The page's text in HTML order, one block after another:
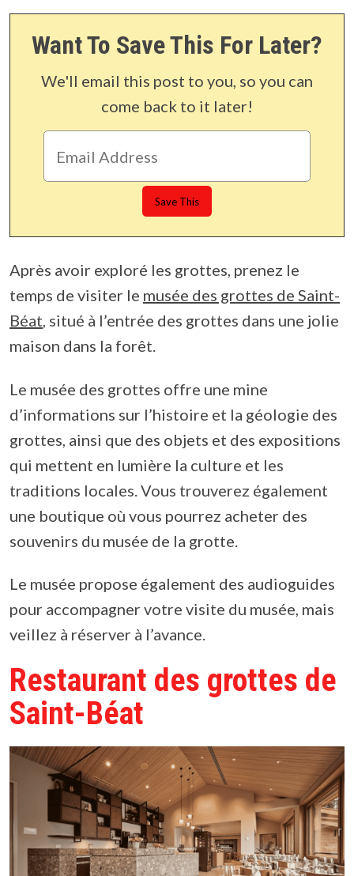
Want To Save This For Later?
We'll email this post to you, so you can
come back to it later!
Après avoir exploré les grottes, prenez le
temps de visiter le musée des grottes de Saint-
Béat, situé à l’entrée des grottes dans une jolie
maison dans la forêt.
Le musée des grottes offre une mine
d’informations sur l’histoire et la géologie des
grottes, ainsi que des objets et des expositions
qui mettent en lumière la culture et les
traditions locales. Vous trouverez également
une boutique où vous pourrez acheter des
souvenirs du musée de la grotte.
Le musée propose également des audioguides
pour accompagner votre visite du musée, mais
veillez à réserver à l’avance.
Restaurant des grottes de
Saint-Béat